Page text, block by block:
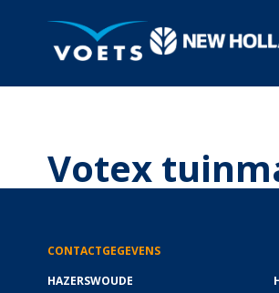
Votex
CONTACTGEGEVENS
HAZERSWOUDE